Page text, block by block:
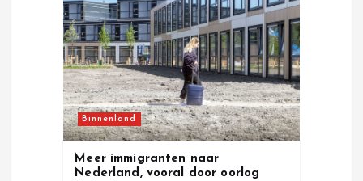
Binnenland
Meer immigranten naar
Nederland, vooral door oorlog